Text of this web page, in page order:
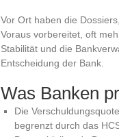
Vor Ort haben die
Voraus vorbereitet, oft
Stabilität und die
Entscheidung der Bank.
Was Banken
Die
begrenzt durch das